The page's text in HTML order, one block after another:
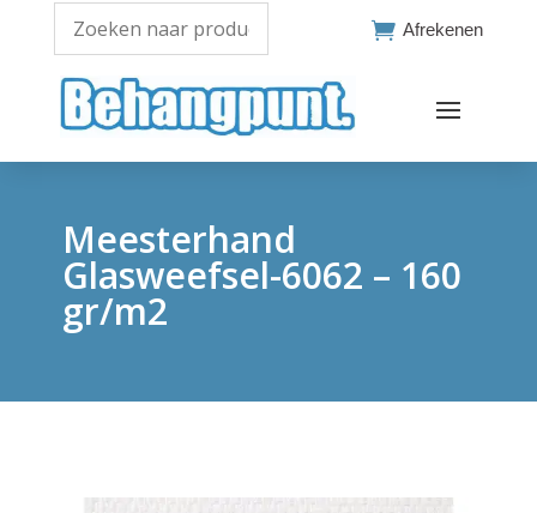
 Afrekenen
Meesterhand
Glasweefsel-6062 – 160
gr/m2